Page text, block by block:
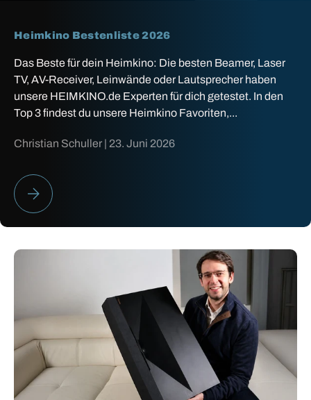
Heimkino Bestenliste 2026
Das Beste für dein Heimkino: Die besten Beamer, Laser
TV, AV-Receiver, Leinwände oder Lautsprecher haben
unsere HEIMKINO.de Experten für dich getestet. In den
Top 3 findest du unsere Heimkino Favoriten,...
Christian Schuller | 23. Juni 2026
HEIMKINO BESTENLISTE 2026